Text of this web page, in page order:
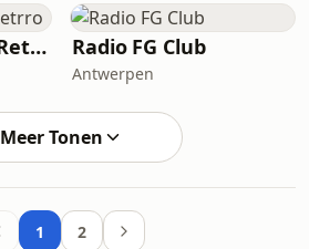
Star Radio 100 % Retrro Radio FG Club
Antwerpen
Meer Tonen
1 2